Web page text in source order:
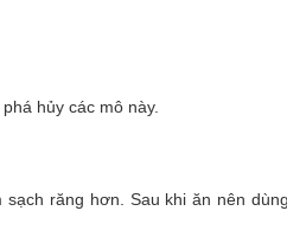
hủy các mô này.
răng hơn. Sau khi ăn nên